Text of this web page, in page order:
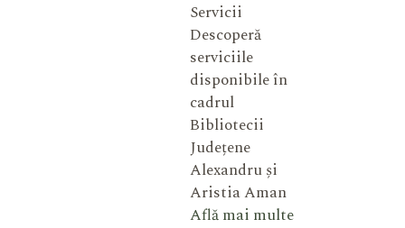
Servicii
Descoperă
serviciile
disponibile în
cadrul
Bibliotecii
Județene
Alexandru și
Aristia Aman
Află mai multe